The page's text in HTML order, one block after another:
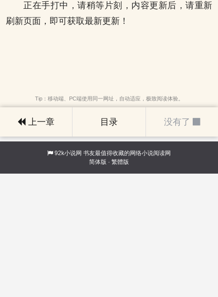
正在手打中，请稍等片刻，内容更新后，请重新
刷新页面，即可获取最新更新！
Tip：移动端、PC端使用同一网址，自动适应，极致阅读体验。
上一章 目录 没有了
92k小说网 书友最值得收藏的网络小说阅读网
简体版 · 繁體版